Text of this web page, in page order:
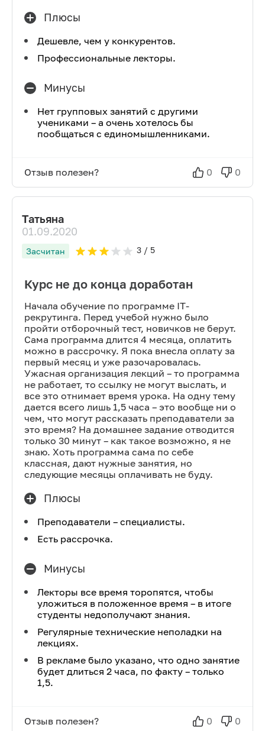
Плюсы
Дешевле, чем у конкурентов.
Профессиональные лекторы.
Минусы
Нет групповых занятий с другими
учениками – а очень хотелось бы
пообщаться с единомышленниками.
Отзыв полезен? 0 0
Татьяна
01.09.2020
Засчитан 3/ 5
Курс не до конца доработан
Начала обучение по программе IT-
рекрутинга. Перед учебой нужно было
пройти отборочный тест, новичков не берут.
Сама программа длится 4 месяца, оплатить
можно в рассрочку. Я пока внесла оплату за
первый месяц и уже разочаровалась.
Ужасная организация лекций – то программа
не работает, то ссылку не могут выслать, и
все это отнимает время урока. На одну тему
дается всего лишь 1,5 часа – это вообще ни о
чем, что могут рассказать преподаватели за
это время? На домашнее задание отводится
только 30 минут – как такое возможно, я не
знаю. Хоть программа сама по себе
классная, дают нужные занятия, но
следующие месяцы оплачивать не буду.
Плюсы
Преподаватели – специалисты.
Есть рассрочка.
Минусы
Лекторы все время торопятся, чтобы
уложиться в положенное время – в итоге
студенты недополучают знания.
Регулярные технические неполадки на
лекциях.
В рекламе было указано, что одно занятие
будет длиться 2 часа, по факту – только
1,5.
Отзыв полезен? 0 0